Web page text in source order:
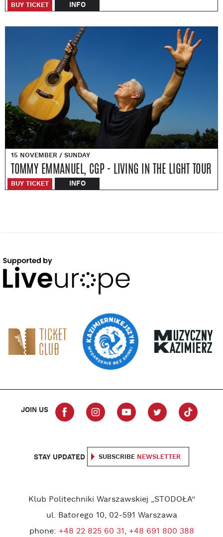
BUY TICKET INFO
15 NOVEMBER / SUNDAY
TOMMY EMMANUEL, CGP - LIVING IN THE LIGHT TOUR
BUY TICKET INFO
JOIN US
STAY UPDATED SUBSCRIBE NEWSLETTER
Klub Politechniki Warszawskiej „STODOŁA”
ul. Batorego 10, 02-591 Warszawa
phone: +48 22 825 60 31, +48 691 800 388